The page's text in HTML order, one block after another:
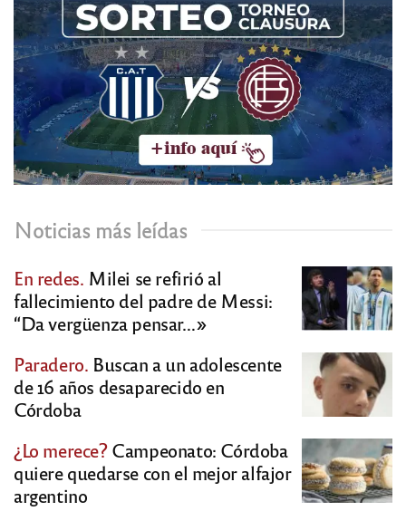
Noticias más leídas
En redes. Milei se refirió al
fallecimiento del padre de Messi:
“Da vergüenza pensar…»
Paradero. Buscan a un adolescente
de 16 años desaparecido en
Córdoba
¿Lo merece?Campeonato: Córdoba
quiere quedarse con el mejor alfajor
argentino